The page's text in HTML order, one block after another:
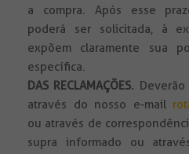
a compra. Após esse
poderá ser solicitada, à
expõem claramente sua
específica.
DAS RECLAMAÇÕES.
através do nosso e-mail
ou através de
supra informado ou